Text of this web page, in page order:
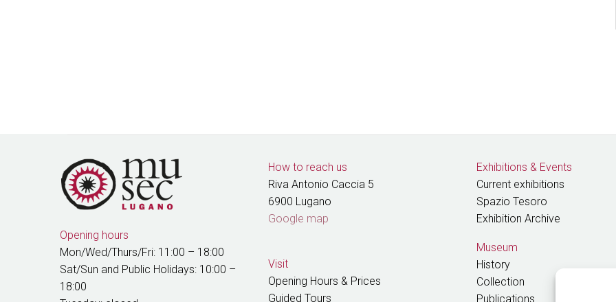
Opening hours
Mon/Wed/Thurs/Fri: 11:00 – 18:00
Sat/Sun and Public Holidays: 10:00 –
18:00
How to reach us
Riva Antonio Caccia 5
6900 Lugano
Google map
Visit
Opening Hours & Prices
Guided Tours
Exhibitions & Events
Current exhibitions
Spazio Tesoro
Exhibition Archive
Museum
History
Collection
Publications